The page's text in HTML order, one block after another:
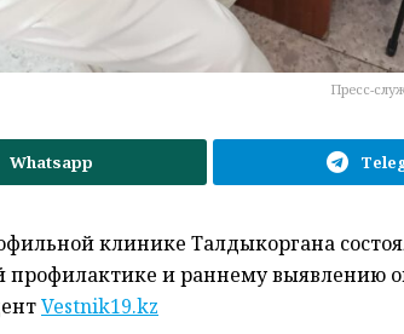
Пресс-
Whatsapp
клинике Талдыкоргана
и раннему выявлению
Vestnik19.kz